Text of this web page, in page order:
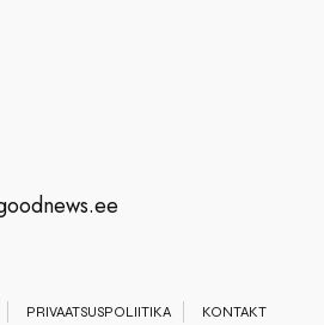
PRIVAATSUSPOLIITIKA KONTAKT